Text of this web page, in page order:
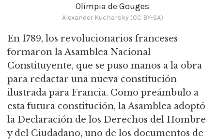
Olimpia de Gouges
Alexander Kucharsky (CC BY-SA)
En 1789, los revolucionarios franceses
formaron la Asamblea Nacional
Constituyente, que se puso manos a la obra
para redactar una nueva constitución
ilustrada para Francia. Como preámbulo a
esta futura constitución, la Asamblea adoptó
la Declaración de los Derechos del Hombre
y del Ciudadano, uno de los documentos de